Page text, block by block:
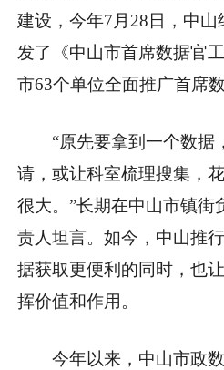
建设，今年7月28日，中
发了《中山市首席数据官
市63个单位全面推广首席
“原先要拿到一个数据
请，或让科室梳理搜集，
很大。”长期在中山市镇街
责人坦言。如今，中山推
据获取更便利的同时，也
挥价值和作用。
今年以来，中山市政